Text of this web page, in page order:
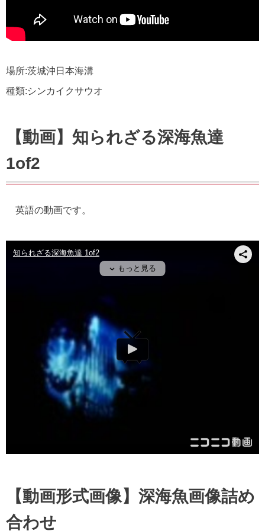
場所:茨城沖日本海溝
種類:シンカイクサウオ
【動画】知られざる深海魚達
1of2
英語の動画です。
【動画形式画像】深海魚画像詰め
合わせ